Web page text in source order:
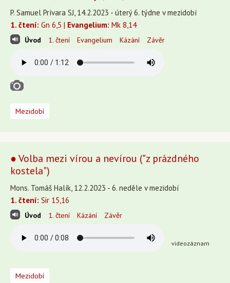
P. Samuel Prívara SJ, 14.2.2023 - úterý 6. týdne v mezidobí
1. čtení: Gn 6,5 | Evangelium: Mk 8,14
Úvod 1. čtení Evangelium Kázání Závěr
Mezidobí
● Volba mezi vírou a nevírou ("z prázdného
kostela")
Mons. Tomáš Halík, 12.2.2023 - 6. neděle v mezidobí
1. čtení: Sir 15,16
Úvod 1. čtení Kázání Závěr
videozáznam
Mezidobí